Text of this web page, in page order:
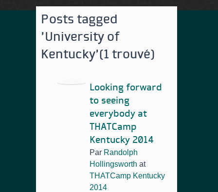
Posts tagged
'University of
Kentucky'(1 trouvé)
Looking forward
to seeing
everybody at
THATCamp
Kentucky 2014
Par Randolph
Hollingsworth at
THATCamp Kentucky
2014